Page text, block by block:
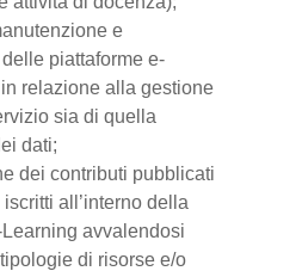
e
piattaforme e-
relazione alla gestione
sia di quella
dati;
dei contributi pubblicati
all’interno della
avvalendosi
di risorse e/o